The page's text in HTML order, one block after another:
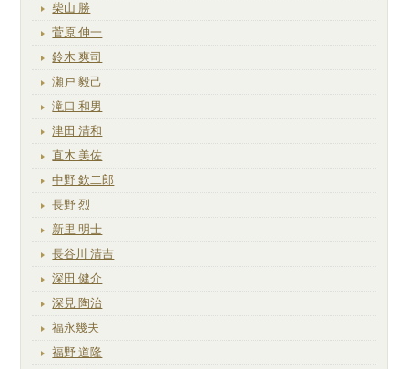
柴山 勝
菅原 伸一
鈴木 爽司
瀬戸 毅己
滝口 和男
津田 清和
直木 美佐
中野 欽二郎
長野 烈
新里 明士
長谷川 清吉
深田 健介
深見 陶治
福永幾夫
福野 道隆